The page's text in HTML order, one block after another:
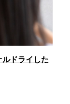
ドライした